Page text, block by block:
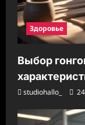
Здоровье
Выбор
studiohallo_